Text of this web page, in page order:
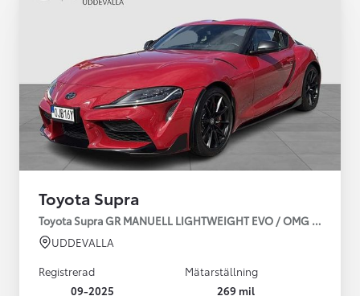
Toyota Supra
Toyota Supra GR MANUELL LIGHTWEIGHT EVO / OMG LEV!
UDDEVALLA
Registrerad
09-2025
Mätarställning
269 mil